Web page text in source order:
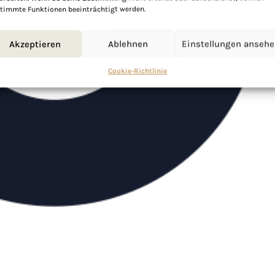
Funktionen beeinträchtigt werden.
Akzeptieren Ablehnen Einstellungen
Cookie-Richtlinie